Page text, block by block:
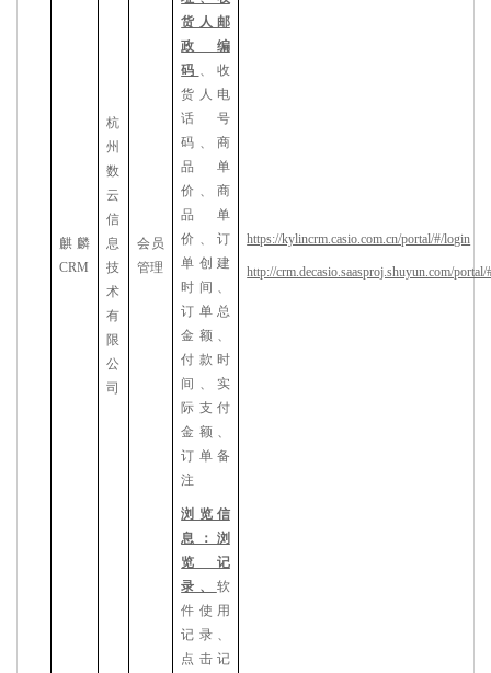
麒麟
CRM
杭
州
数
云
信
息
技
术
有
限
公
司
会员
管理
货人邮
政编
码 、收
货人电
话号
码、 商
品单
价、商
品单
价、订
单创建
时间、
订单总
金额、
付款时
间、实
际支付
金额、
订单备
注
浏览信
息：浏
览记
录、 软
件使用
记录、
点击记
https://kylincrm.casio.com.cn/portal/#/login
http://crm.decasio.saasproj.shuyun.com/